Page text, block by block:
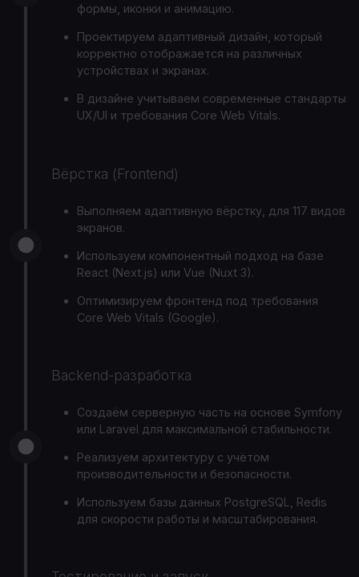
формы, иконки и анимацию.
Проектируем адаптивный дизайн, который
корректно отображается на различных
устройствах и экранах.
В дизайне учитываем современные стандарты
UX/UI и требования Core Web Vitals.
Вёрстка (Frontend)
Выполняем адаптивную вёрстку, для 117 видов
экранов.
Используем компонентный подход на базе
React (Next.js) или Vue (Nuxt 3).
Оптимизируем фронтенд под требования
Core Web Vitals (Google).
Backend-разработка
Создаём серверную часть на основе Symfony
или Laravel для максимальной стабильности.
Реализуем архитектуру с учётом
производительности и безопасности.
Используем базы данных PostgreSQL, Redis
для скорости работы и масштабирования.